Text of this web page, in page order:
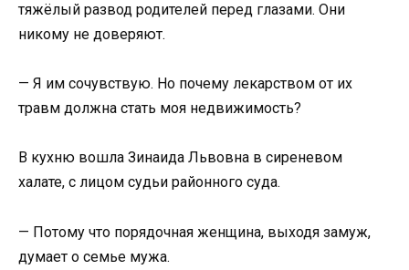
тяжёлый развод родителей перед глазами. Они
никому не доверяют.
— Я им сочувствую. Но почему лекарством от их
травм должна стать моя недвижимость?
В кухню вошла Зинаида Львовна в сиреневом
халате, с лицом судьи районного суда.
— Потому что порядочная женщина, выходя замуж,
думает о семье мужа.